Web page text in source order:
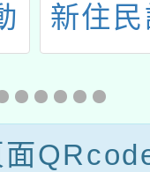
新住
支援
主聘
面